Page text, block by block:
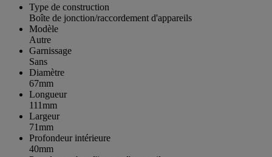
Type de construction
Boîte de jonction/raccordement d'appareils
Modèle
Autre
Garnissage
Sans
Diamètre
67mm
Longueur
111mm
Largeur
71mm
Profondeur intérieure
40mm